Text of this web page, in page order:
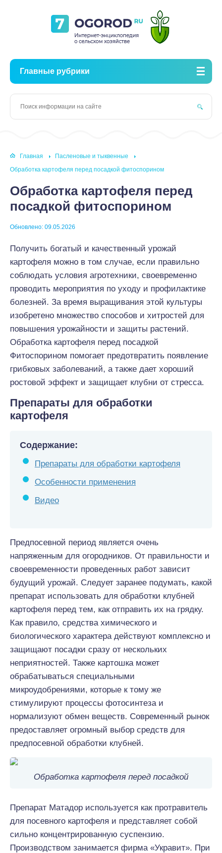
Главные рубрики
Главная
Пасленовые и тыквенные
Обработка картофеля перед посадкой фитоспорином
Обработка картофеля перед
посадкой фитоспорином
Обновлено: 09.05.2026
Получить богатый и качественный урожай
картофеля можно в том случае, если правильно
соблюдать условия агротехники, своевременно
проводить мероприятия по уходу и профилактике
болезней. За время выращивания этой культуры
изобретено множество способов и хитростей для
повышения урожайности и защиты растений.
Обработка картофеля перед посадкой
Фитоспорином помогает предотвратить появление
грибковых заболеваний, а также дает хороший
ростовой эффект и защищает клубни от стресса.
Препараты для обработки
картофеля
Содержание:
Препараты для обработки картофеля
Особенности применения
Видео
Предпосевной период является очень
напряженным для огородников. От правильности и
своевременности проведенных работ зависит
будущий урожай. Следует заранее подумать, какой
препарат использовать для обработки клубней
картофеля перед тем, как отправить их на грядку.
Как правило, средства химического и
биологического характера действуют комплексно и
защищают посадки сразу от нескольких
неприятностей. Также картошка может
обрабатываться специальными
микроудобрениями, которые к тому же
стимулируют процессы фотосинтеза и
нормализуют обмен веществ. Современный рынок
предоставляет огромный выбор средств для
предпосевной обработки клубней.
Обработка картофеля перед посадкой
Препарат Матадор используется как протравитель
для посевного картофеля и представляет собой
сильно концентрированную суспензию.
Производством занимается фирма «Укравит». При